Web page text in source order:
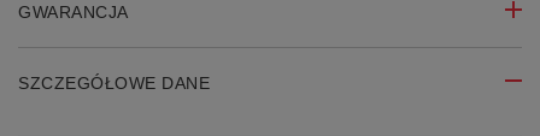
GWARANCJA
SZCZEGÓŁOWE DANE